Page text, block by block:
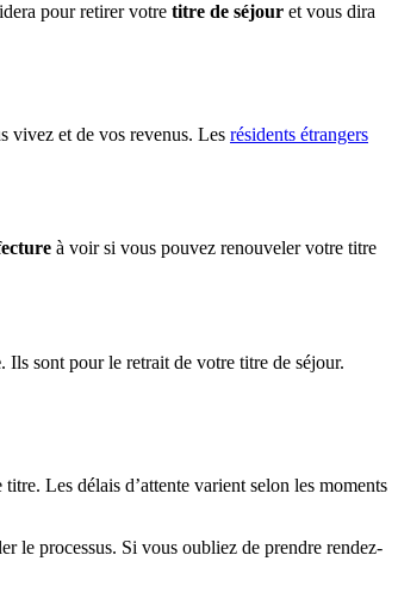
pour retirer votre titre de séjour et vous dira
vivez et de vos revenus. Les résidents étrangers
à voir si vous pouvez renouveler votre titre
. Ils sont pour le retrait de votre titre de séjour.
Les délais d’attente varient selon les moments
le processus. Si vous oubliez de prendre rendez-